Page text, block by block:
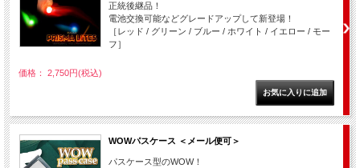
正統後継品！
電池交換可能などグレードアップして新登場！
［レッド / グリーン / ブルー / ホワイト / イエロー / モー
フ］
価格： 2,750円(税込)
WOWパスケース ＜メール便可＞
パスケース型のWOW！